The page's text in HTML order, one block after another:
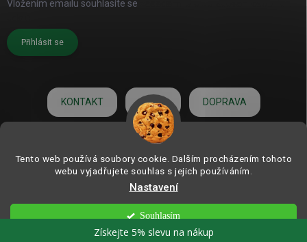
Tento web používá soubory cookie. Dalším procházením tohoto
webu vyjadřujete souhlas s jejich používáním.
Nastavení
Souhlasím
Vložením emailu souhlasíte se
Přihlásit se
KONTAKT O NÁS DOPRAVA
HODNOCENÍ
ZAHRADNÍ DEKORACE.com | od roku 2006
vyhrazena.
Získejte 5% slevu na nákup